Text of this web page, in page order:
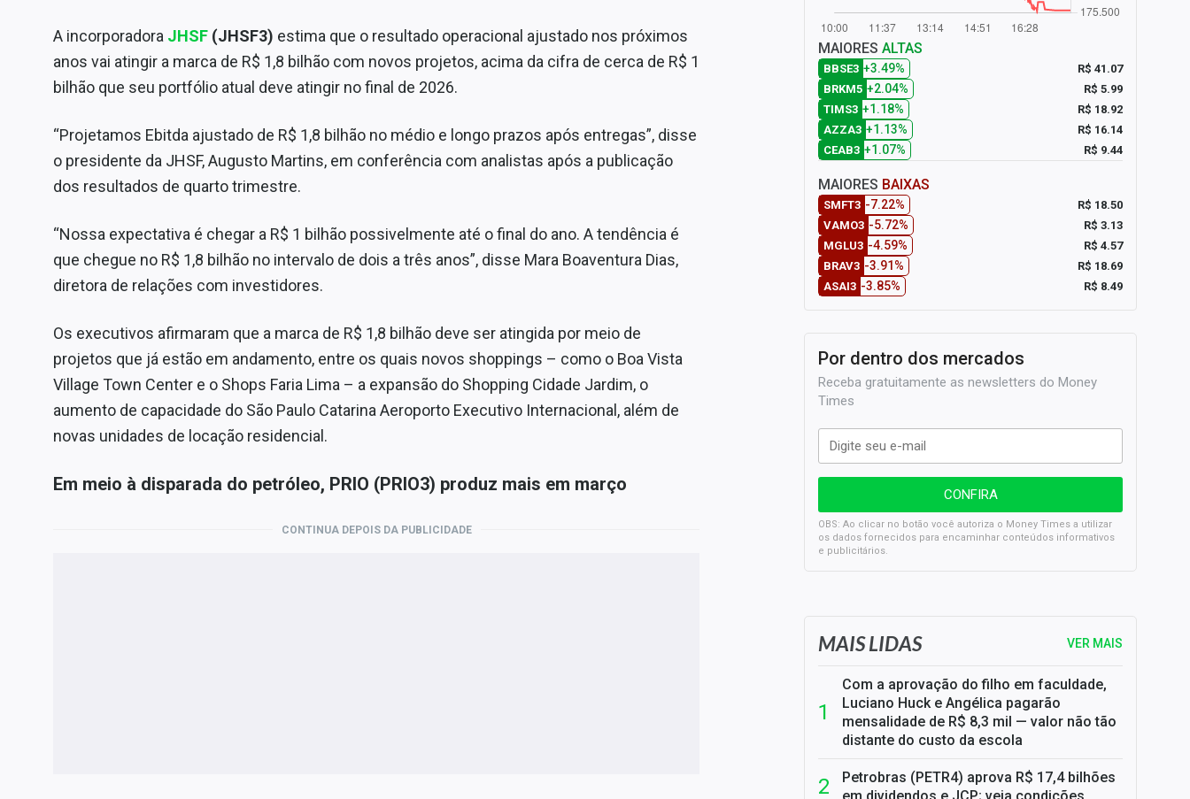
A incorporadora JHSF (JHSF3) estima que o resultado operacional ajustado nos próximos
anos vai atingir a marca de R$ 1,8 bilhão com novos projetos, acima da cifra de cerca de R$ 1
bilhão que seu portfólio atual deve atingir no final de 2026.
“Projetamos Ebitda ajustado de R$ 1,8 bilhão no médio e longo prazos após entregas”, disse
o presidente da JHSF, Augusto Martins, em conferência com analistas após a publicação
dos resultados de quarto trimestre.
“Nossa expectativa é chegar a R$ 1 bilhão possivelmente até o final do ano. A tendência é
que chegue no R$ 1,8 bilhão no intervalo de dois a três anos”, disse Mara Boaventura Dias,
diretora de relações com investidores.
Os executivos afirmaram que a marca de R$ 1,8 bilhão deve ser atingida por meio de
projetos que já estão em andamento, entre os quais novos shoppings – como o Boa Vista
Village Town Center e o Shops Faria Lima – a expansão do Shopping Cidade Jardim, o
aumento de capacidade do São Paulo Catarina Aeroporto Executivo Internacional, além de
novas unidades de locação residencial.
Em meio à disparada do petróleo, PRIO (PRIO3) produz mais em março
CONTINUA DEPOIS DA PUBLICIDADE
MAIORES ALTAS
BBSE3 +3.49%
R$ 41.07
BRKM5 +2.04%
R$ 5.99
TIMS3 +1.18%
R$ 18.92
AZZA3 +1.13%
R$ 16.14
CEAB3 +1.07% R$ 9.44
MAIORES BAIXAS
SMFT3 -7.22%
R$ 18.50
VAMO3 -5.72%
R$ 3.13
MGLU3 -4.59%
R$ 4.57
BRAV3 -3.91%
R$ 18.69
ASAI3 -3.85% R$ 8.49
Por dentro dos mercados
Receba gratuitamente as newsletters do Money
Times
OBS: Ao clicar no botão você autoriza o Money Times a utilizar
os dados fornecidos para encaminhar conteúdos informativos
e publicitários.
SELIC em 14%: A repercussão da decisão sobre os JUROS
MAIS LIDAS VER MAIS
Com a aprovação do filho em faculdade,
Luciano Huck e Angélica pagarão
mensalidade de R$ 8,3 mil — valor não tão
distante do custo da escola
Petrobras (PETR4) aprova R$ 17,4 bilhões